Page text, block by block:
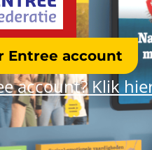
Entree account
account? Klik